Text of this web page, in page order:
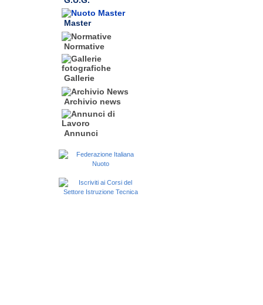
Master
Normative
Gallerie
Archivio news
Annunci